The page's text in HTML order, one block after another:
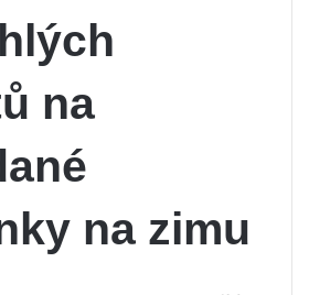
na
na zimu